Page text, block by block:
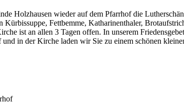
Holzhausen wieder auf dem Pfarrhof die
Fettbemme, Katharinenthaler,
ist an allen 3 Tagen offen. In unserem
in der Kirche laden wir Sie zu einem schönen